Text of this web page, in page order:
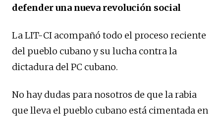
defender una nueva revolución social
La LIT-CI acompañó todo el proceso reciente
del pueblo cubano y su lucha contra la
dictadura del PC cubano.
No hay dudas para nosotros de que la rabia
que lleva el pueblo cubano está cimentada en